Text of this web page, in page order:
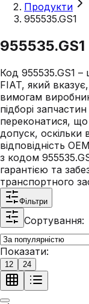
Продукти
955535.GS1
955535.GS1
Код 955535.GS1 –
FIAT, який
вимогам
підборі
переконатися, що
допуск, оскільки
відповідність
з кодом
гарантією та
транспортного
Фільтри
Сортування:
Показати:
12 24